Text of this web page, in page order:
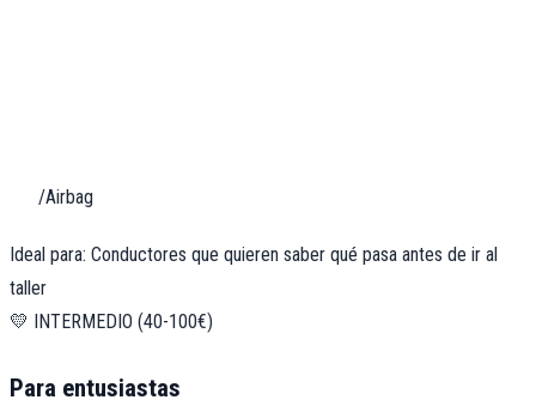
/Airbag
Ideal para: Conductores que quieren saber qué pasa antes de ir al
taller
💛 INTERMEDIO (40-100€)
Para entusiastas